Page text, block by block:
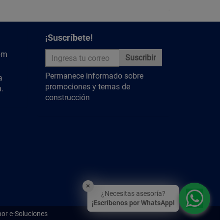
descubre más contenido relevante.
¡Suscríbete!
Suscribir
Permanece informado sobre
promociones y temas de
construcción
e-Soluciones
×
¿Necesitas asesoría?
¡Escríbenos por WhatsApp!